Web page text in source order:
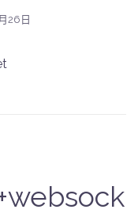
26日